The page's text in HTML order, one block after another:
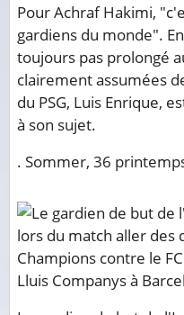
Pour Achraf Hakimi,
gardiens du monde".
toujours pas prolongé
clairement assumées
du PSG, Luis Enrique,
à son sujet.
. Sommer, 36